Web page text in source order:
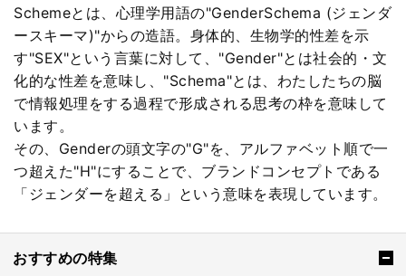
Schemeとは、心理学用語の"GenderSchema (ジェンダ
ースキーマ)"からの造語。身体的、生物学的性差を示
す"SEX"という言葉に対して、"Gender"とは社会的・文
化的な性差を意味し、"Schema"とは、わたしたちの脳
で情報処理をする過程で形成される思考の枠を意味して
います。
その、Genderの頭文字の"G"を、アルファベット順で一
つ超えた"H"にすることで、ブランドコンセプトである
「ジェンダーを超える」という意味を表現しています。
おすすめの特集